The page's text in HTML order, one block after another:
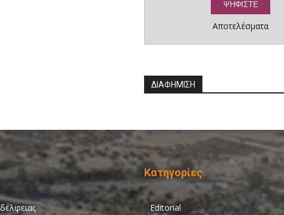
Αποτελέσματα
ΔΙΑΦΗΜΙΣΗ
Κατηγορίες
Editorial